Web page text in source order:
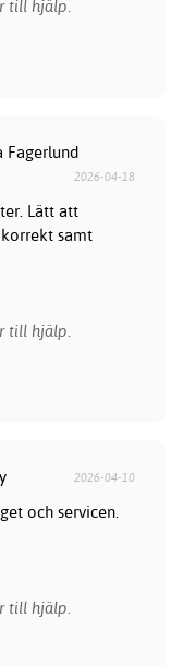
till hjälp.
Fagerlund
2026-04-18
Lätt att
samt
till hjälp.
2026-04-10
och servicen.
till hjälp.